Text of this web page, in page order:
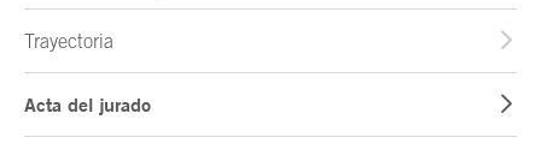
Trayectoria
Acta del jurado